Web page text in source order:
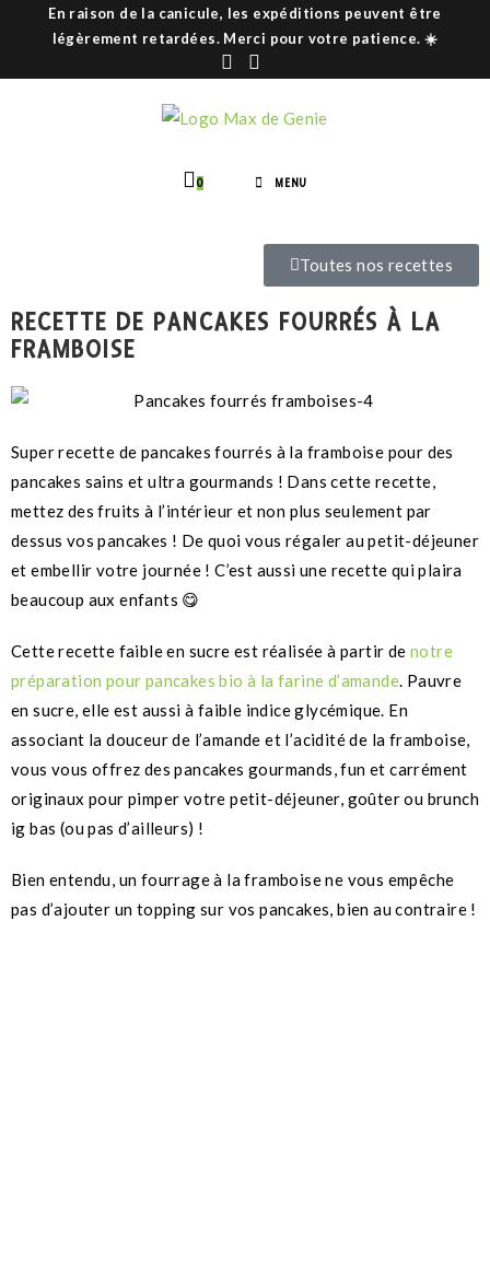
En raison de la canicule, les expéditions peuvent être
légèrement retardées. Merci pour votre patience. ☀️
0 MENU
Toutes nos recettes
RECETTE DE PANCAKES FOURRÉS À LA
FRAMBOISE
Super recette de pancakes fourrés à la framboise pour des
pancakes sains et ultra gourmands ! Dans cette recette,
mettez des fruits à l’intérieur et non plus seulement par
dessus vos pancakes ! De quoi vous régaler au petit-déjeuner
et embellir votre journée ! C’est aussi une recette qui plaira
beaucoup aux enfants 😋
Cette recette faible en sucre est réalisée à partir de notre
préparation pour pancakes bio à la farine d’amande. Pauvre
en sucre, elle est aussi à faible indice glycémique. En
associant la douceur de l’amande et l’acidité de la framboise,
vous vous offrez des pancakes gourmands, fun et carrément
originaux pour pimper votre petit-déjeuner, goûter ou brunch
ig bas (ou pas d’ailleurs) !
Bien entendu, un fourrage à la framboise ne vous empêche
pas d’ajouter un topping sur vos pancakes, bien au contraire !